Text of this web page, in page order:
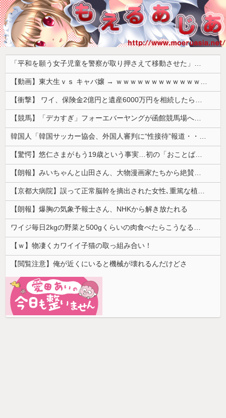
「平和を願う女子児童を警察が取り押さえて移動させた」と市民団体が告発、「児童……どこ？」とガチで困惑する人が続出
【動画】東大生ｖｓ キャバ嬢 → ｗｗｗｗｗｗｗｗｗｗｗｗｗｗｗｗｗｗ
【衝撃】 ワイ、保険金2億円と遺産6000万円を相続したら「こう」なった・・・
【競馬】「デカすぎ」フォーエバーヤングが函館競馬場へ入厩 573キロ 矢作師「もう1段パワーアップ」
韓国人「韓国サッカー協会、外国人審判に“性接待”報道・・・」→「2002年の審判買収が事実だったのか？」「日本人が言ってたこと正しかったね・・・...
【驚愕】悠仁さまがもう19歳という事実…初の「おことば」にネット民驚嘆
【朗報】みいちゃんと山田さん、大物漫画家たちから絶賛されるｗｗｗｗ
【京都大病院】誤って正常脳幹を摘出された女性､重篤な植物状態だが意識は正常で何かを思考していると判明
【朗報】爆胸の気象予報士さん、NHKから解き放たれる
ワイジ毎日2kgの野菜と500gくらいの肉食べたらこうなるｗｗｗ
【ｗ】物凄くカワイイ子猫の取っ組み合い！
【閲覧注意】俺が近くにいると機械が壊れるんだけどさ